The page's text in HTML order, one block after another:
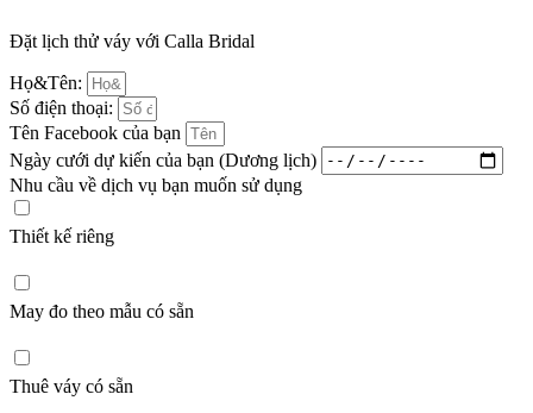
Đặt lịch thử váy với Calla Bridal
Họ&Tên:
Số điện thoại:
Tên Facebook của bạn
Ngày cưới dự kiến của bạn (Dương lịch)
Nhu cầu về dịch vụ bạn muốn sử dụng
Thiết kế riêng
May đo theo mẫu có sẵn
Thuê váy có sẵn